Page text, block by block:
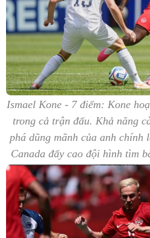
Ismael Kone - 7 điểm: Kone
trong cả trận đấu. Khả năng
phá dũng mãnh của anh chính
Canada đẩy cao đội hình tìm